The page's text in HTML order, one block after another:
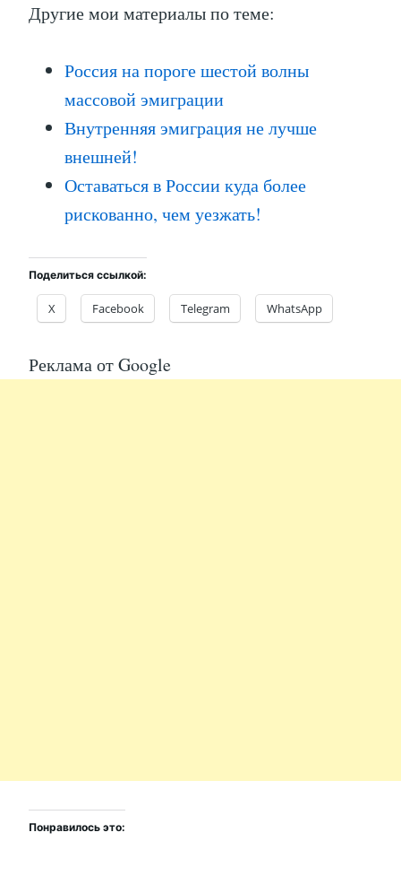
Другие мои материалы по теме:
Россия на пороге шестой волны
массовой эмиграции
Внутренняя эмиграция не лучше
внешней!
Оставаться в России куда более
рискованно, чем уезжать!
Поделиться ссылкой:
X Facebook Telegram WhatsApp
Реклама от Google
Понравилось это: